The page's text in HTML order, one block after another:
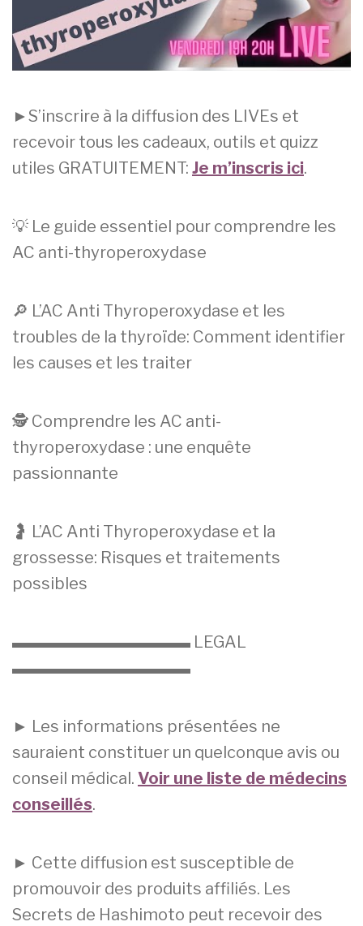
m
a
i
2
3
r
e
(
►S’inscrire à la diffusion des LIVEs et
recevoir tous les cadeaux, outils et quizz
utiles GRATUITEMENT: Je m’inscris ici.
💡 Le guide essentiel pour comprendre les
AC anti-thyroperoxydase
🔎 L’AC Anti Thyroperoxydase et les
troubles de la thyroïde: Comment identifier
les causes et les traiter
🕵️ Comprendre les AC anti-
thyroperoxydase : une enquête
passionnante
🤰 L’AC Anti Thyroperoxydase et la
grossesse: Risques et traitements
possibles
▬▬▬▬▬▬▬▬▬▬▬ LEGAL
▬▬▬▬▬▬▬▬▬▬▬
► Les informations présentées ne
sauraient constituer un quelconque avis ou
conseil médical. Voir une liste de médecins
conseillés.
► Cette diffusion est susceptible de
promouvoir des produits affiliés. Les
Secrets de Hashimoto peut recevoir des